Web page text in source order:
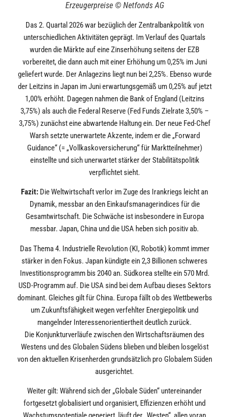
Erzeugerpreise © Netfonds AG
Das 2. Quartal 2026 war bezüglich der Zentralbankpolitik von
unterschiedlichen Aktivitäten geprägt. Im Verlauf des Quartals
wurden die Märkte auf eine Zinserhöhung seitens der EZB
vorbereitet, die dann auch mit einer Erhöhung um 0,25% im Juni
geliefert wurde. Der Anlagezins liegt nun bei 2,25%. Ebenso wurde
der Leitzins in Japan im Juni erwartungsgemäß um 0,25% auf jetzt
1,00% erhöht. Dagegen nahmen die Bank of England (Leitzins
3,75%) als auch die Federal Reserve (Fed Funds Zielrate 3,50% –
3,75%) zunächst eine abwartende Haltung ein. Der neue Fed-Chef
Warsh setzte unerwartete Akzente, indem er die „Forward
Guidance“ (= „Vollkaskoversicherung“ für Marktteilnehmer)
einstellte und sich unerwartet stärker der Stabilitätspolitik
verpflichtet sieht.
Fazit: Die Weltwirtschaft verlor im Zuge des Irankriegs leicht an
Dynamik, messbar an den Einkaufsmanagerindices für die
Gesamtwirtschaft. Die Schwäche ist insbesondere in Europa
messbar. Japan, China und die USA heben sich positiv ab.
Das Thema 4. Industrielle Revolution (KI, Robotik) kommt immer
stärker in den Fokus. Japan kündigte ein 2,3 Billionen schweres
Investitionsprogramm bis 2040 an. Südkorea stellte ein 570 Mrd.
USD-Programm auf. Die USA sind bei dem Aufbau dieses Sektors
dominant. Gleiches gilt für China. Europa fällt ob des Wettbewerbs
um Zukunftsfähigkeit wegen verfehlter Energiepolitik und
mangelnder Interessenorientiertheit deutlich zurück.
Die Konjunkturverläufe zwischen den Wirtschaftsräumen des
Westens und des Globalen Südens blieben und bleiben losgelöst
von den aktuellen Krisenherden grundsätzlich pro Globalem Süden
ausgerichtet.
Weiter gilt: Während sich der „Globale Süden“ untereinander
fortgesetzt globalisiert und organisiert, Effizienzen erhöht und